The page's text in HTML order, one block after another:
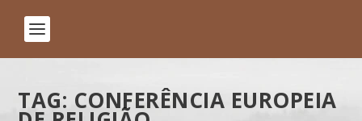
TAG: CONFERÊNCIA EUROPEIA